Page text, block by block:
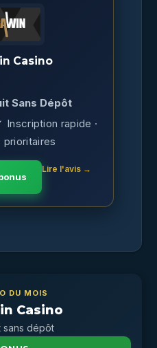
Casino
Sans Dépôt
Inscription rapide ·
Lire l'avis →
DU MOIS
Casino
sans dépôt